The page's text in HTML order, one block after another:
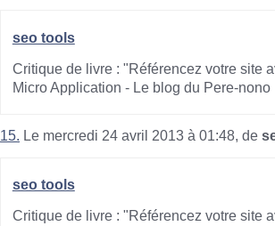
seo tools
Critique de livre : "Référencez votre site
Micro Application - Le blog du Pere-nono
15. Le mercredi 24 avril 2013 à 01:48, de
seo tools
Critique de livre : "Référencez votre site